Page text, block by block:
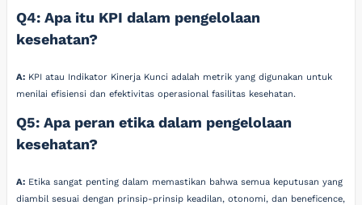
Q4: Apa itu KPI dalam pengelolaan
kesehatan?
A: KPI atau Indikator Kinerja Kunci adalah metrik yang digunakan untuk
menilai efisiensi dan efektivitas operasional fasilitas kesehatan.
Q5: Apa peran etika dalam pengelolaan
kesehatan?
A: Etika sangat penting dalam memastikan bahwa semua keputusan yang
diambil sesuai dengan prinsip-prinsip keadilan, otonomi, dan beneficence,